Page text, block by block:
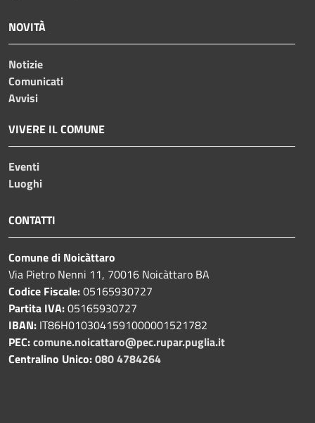
NOVITÀ
Notizie
Comunicati
Avvisi
VIVERE IL COMUNE
Eventi
Luoghi
CONTATTI
Comune di Noicàttaro
Via Pietro Nenni 11, 70016 Noicàttaro BA
Codice Fiscale:05165930727
Partita IVA:05165930727
IBAN: IT86H0103041591000001521782
PEC:comune.noicattaro@pec.rupar.puglia.it
Centralino Unico:080 4784264